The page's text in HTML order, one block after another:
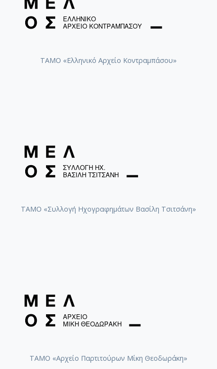
ΤΑΜΟ «Ελληνικό Αρχείο Κοντραμπάσου»
ΤΑΜΟ «Συλλογή Ηχογραφημάτων Βασίλη Τσιτσάνη»
ΤΑΜΟ «Αρχείο Παρτιτούρων Μίκη Θεοδωράκη»